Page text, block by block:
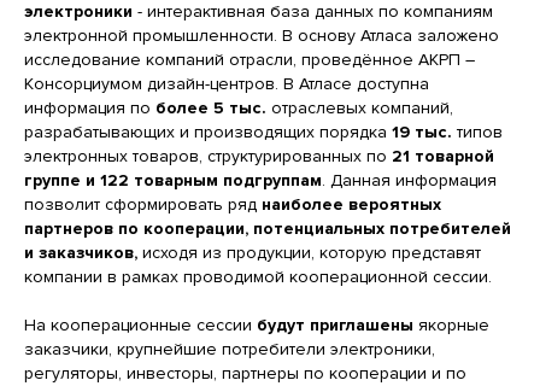
электроники - интерактивная база данных по компаниям
электронной промышленности. В основу Атласа заложено
исследование компаний отрасли, проведённое АКРП –
Консорциумом дизайн-центров. В Атласе доступна
информация по более 5 тыс. отраслевых компаний,
разрабатывающих и производящих порядка 19 тыс. типов
электронных товаров, структурированных по 21 товарной
группе и 122 товарным подгруппам. Данная информация
позволит сформировать ряд наиболее вероятных
партнеров по кооперации, потенциальных потребителей
и заказчиков, исходя из продукции, которую представят
компании в рамках проводимой кооперационной сессии.
На кооперационные сессии будут приглашены якорные
заказчики, крупнейшие потребители электроники,
регуляторы, инвесторы, партнеры по кооперации и по